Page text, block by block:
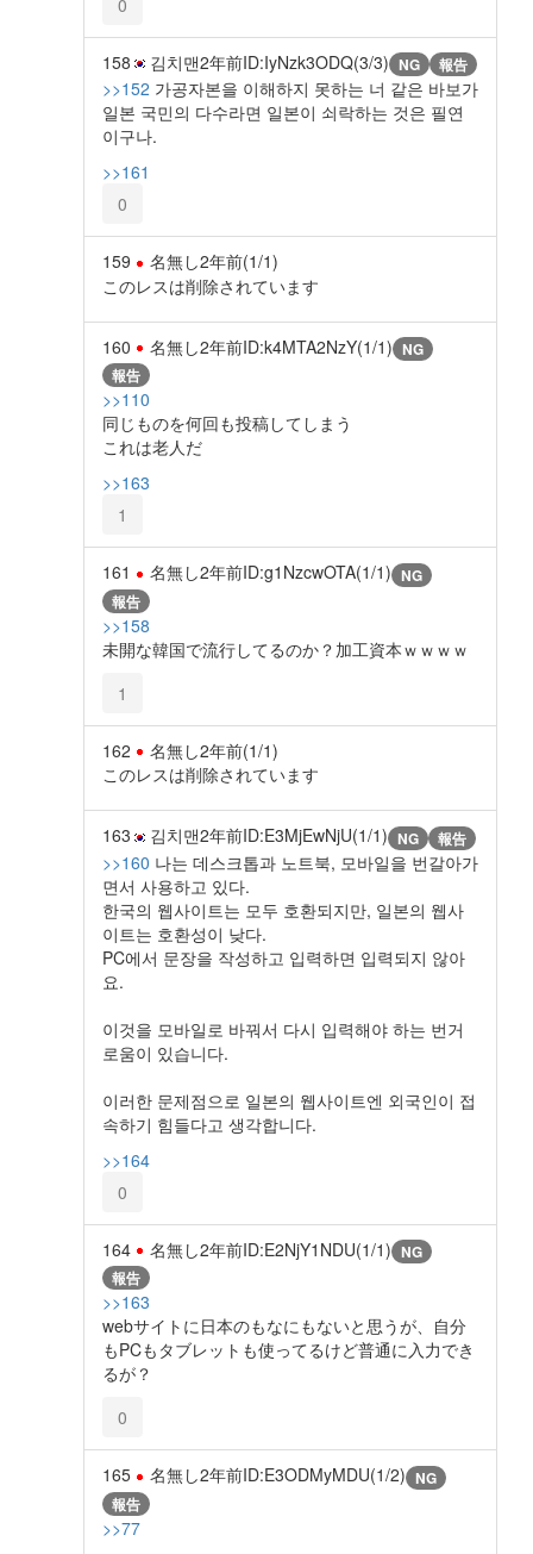
0
158 김치맨2年前ID:IyNzk3ODQ(3/3) NG 報告
>>152 가공자본을 이해하지 못하는 너 같은 바보가
일본 국민의 다수라면 일본이 쇠락하는 것은 필연
이구나.
>>161
0
159 名無し2年前(1/1)
このレスは削除されています
160 名無し2年前ID:k4MTA2NzY(1/1) NG
報告
>>110
同じものを何回も投稿してしまう
これは老人だ
>>163
1
161 名無し2年前ID:g1NzcwOTA(1/1) NG
報告
>>158
未開な韓国で流行してるのか？加工資本ｗｗｗｗ
1
162 名無し2年前(1/1)
このレスは削除されています
163 김치맨2年前ID:E3MjEwNjU(1/1) NG 報告
>>160 나는 데스크톱과 노트북, 모바일을 번갈아가
면서 사용하고 있다.
한국의 웹사이트는 모두 호환되지만, 일본의 웹사
이트는 호환성이 낮다.
PC에서 문장을 작성하고 입력하면 입력되지 않아
요.
이것을 모바일로 바꿔서 다시 입력해야 하는 번거
로움이 있습니다.
이러한 문제점으로 일본의 웹사이트엔 외국인이 접
속하기 힘들다고 생각합니다.
>>164
0
164 名無し2年前ID:E2NjY1NDU(1/1) NG
報告
>>163
webサイトに日本のもなにもないと思うが、自分
もPCもタブレットも使ってるけど普通に入力でき
るが？
0
165 名無し2年前ID:E3ODMyMDU(1/2) NG
報告
>>77